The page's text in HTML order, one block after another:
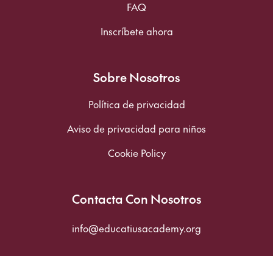
FAQ
Inscríbete ahora
Sobre Nosotros
Política de privacidad
Aviso de privacidad para niños
Cookie Policy
Contacta Con Nosotros
info@educatiusacademy.org